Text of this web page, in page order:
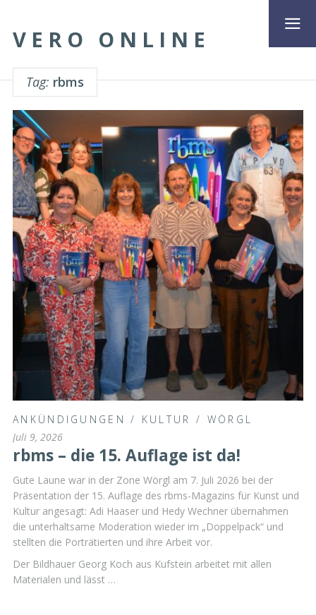
VERO ONLINE
Tag: rbms
ANKÜNDIGUNGEN / KULTUR / WÖRGL
Juli 9, 2026
rbms – die 15. Auflage ist da!
Gute Laune war in der Zone Wörgl am 7. Juli 2026 bei der
Präsentation der 15. Auflage des rbms-Magazins für Kunst und
Kultur angesagt: Adi Haaser und Hedy Wechner übernahmen
die unterhaltsame Moderation wieder im „Doppelpack“ und
stellten die Porträtierten und ihre Arbeit vor.
Der Bildhauer Georg Koch aus Kufstein arbeitet mit allen
Materialen und lässt …